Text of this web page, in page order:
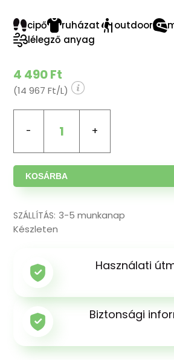
cipő ruházat outdoor
lélegző anyag
4 490 Ft
(14 967 Ft/L)
1
KOSÁRBA
SZÁLLÍTÁS: 3-5 munkanap
Készleten
Használati
Biztonsági